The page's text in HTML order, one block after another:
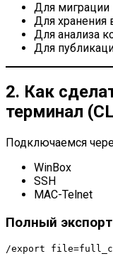
Для миграции
Для хранения
Для анализа
Для
2. Как
терминал
Подключаемся
WinBox
SSH
MAC-Telnet
Полный
/export